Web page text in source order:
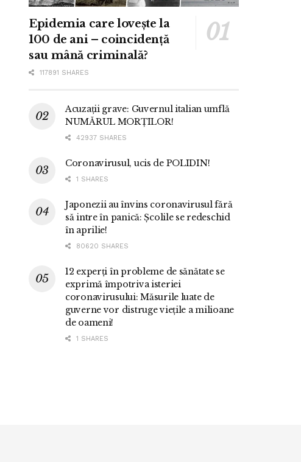
Epidemia care lovește la
100 de ani – coincidență
sau mână criminală?
117891 SHARES
Acuzații grave: Guvernul italian umflă
NUMĂRUL MORȚILOR!
42937 SHARES
Coronavirusul, ucis de POLIDIN!
1 SHARES
Japonezii au învins coronavirusul fără
să intre în panică: Școlile se redeschid
în aprilie!
80620 SHARES
12 experți în probleme de sănătate se
exprimă împotriva isteriei
coronavirusului: Măsurile luate de
guverne vor distruge viețile a milioane
de oameni!
1 SHARES